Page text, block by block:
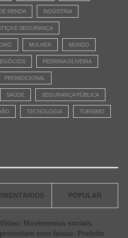
RENDA INDÚSTRIA
E SEGURANÇA
MULHER MUNDO
PEDRINA OLIVEIRA
PROMOCIONAL
SAÚDE SEGURANÇA PÚBLICA
TECNOLOGIA TURISMO
POPULAR
Vídeo: Movimentos sociais
protestam com faixas: Prefeito